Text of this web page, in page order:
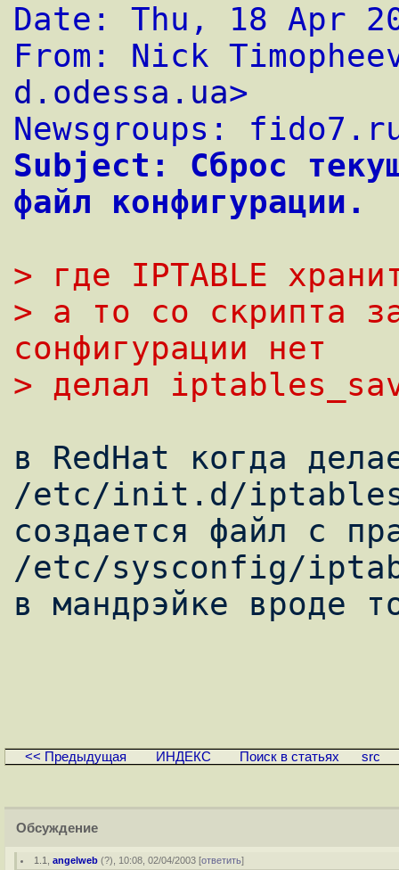
Date: Thu, 18 Apr
From: Nick
d.odessa.ua>
Newsgroups:
Subject: Сброс
файл конфигурации.
> где IPTABLE
> а то со скрипта
сонфигурации нет
> делал
в RedHat когда
/etc/init.d/iptables
создается файл c
/etc/sysconfig/
в мандрэйке вроде
<< Предыдущая ИНДЕКС Поиск в статьях src
Обсуждение
1.1 ,angelweb (?), 10:08, 02/04/2003 [ответить]